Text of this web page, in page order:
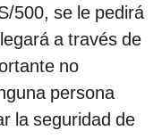
500, se le pedirá
a través de
no
persona
la seguridad de